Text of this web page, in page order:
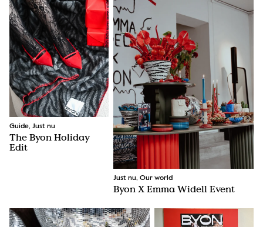
Guide, Just nu
The Byon Holiday
Edit
Just nu, Our world
Byon X Emma Widell Event